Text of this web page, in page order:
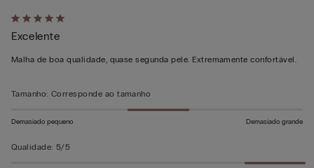
Atribuiu
5
em
Excelente
Malha de boa qualidade, quase segunda pele. Extremamente confortável.
Tamanho: Corresponde ao tamanho
Demasiado pequeno Demasiado grande
Qualidade: 5/5